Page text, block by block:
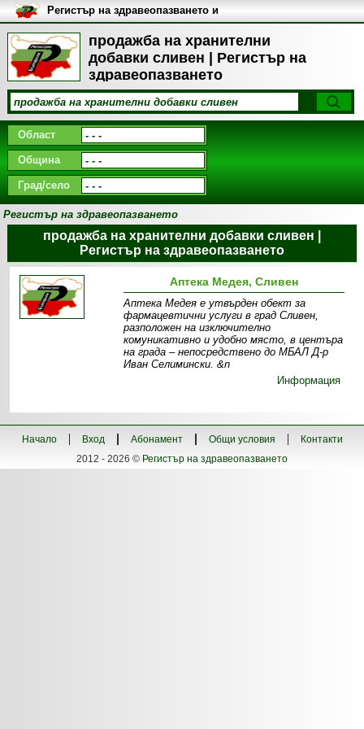
продажба на хранителни
добавки сливен | Регистър на
здравеопазването
Регистър на здравеопазването и
медицинските заведения в
България
Област
Община
Град/село
Регистър на здравеопазването
продажба на хранителни добавки сливен |
Регистър на здравеопазването
Аптека Медея, Сливен
Аптека Медея е утвърден обект за
фармацевтични услуги в град Сливен,
разположен на изключително
комуникативно и удобно място, в центъра
на града – непосредствено до МБАЛ Д-р
Иван Селимински. &n
Информация
Начало Вход Абонамент Общи условия
Контакти
2012 - 2026 © Регистър на здравеопазването